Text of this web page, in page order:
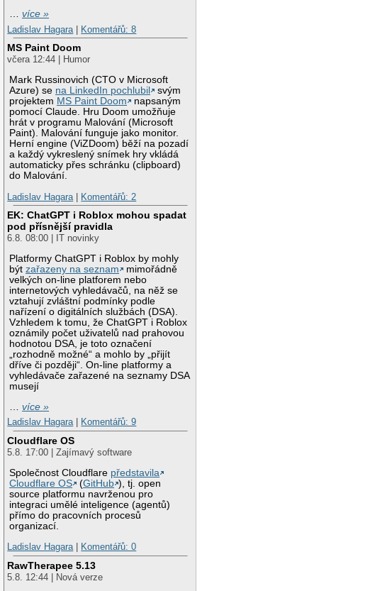
…více »
Ladislav Hagara
Komentářů: 8
MS Paint Doom
včera 12:44 | Humor
Mark Russinovich (CTO v Microsoft
Azure) se na LinkedIn pochlubil
svým
projektem MS Paint Doom
napsaným
pomocí Claude. Hru Doom umožňuje
hrát v programu Malování (Microsoft
Paint). Malování funguje jako monitor.
Herní engine (ViZDoom) běží na pozadí
a každý vykreslený snímek hry vkládá
automaticky přes schránku (clipboard)
do Malování.
Ladislav Hagara
Komentářů: 2
EK: ChatGPT i Roblox mohou spadat
pod přísnější pravidla
6.8. 08:00 | IT novinky
Platformy ChatGPT i Roblox by mohly
býtzařazeny na seznam
mimořádně
velkých on-line platforem nebo
internetových vyhledávačů, na něž se
vztahují zvláštní podmínky podle
nařízení o digitálních službách (DSA).
Vzhledem k tomu, že ChatGPT i Roblox
oznámily počet uživatelů nad prahovou
hodnotou DSA, je toto označení
„rozhodně možné“ a mohlo by „přijít
dříve či později“. On-line platformy a
vyhledávače zařazené na seznamy DSA
musejí
…více »
Ladislav Hagara| Komentářů: 9
Cloudflare OS
5.8. 17:00 | Zajímavý software
Společnost Cloudflare představila
Cloudflare OS
(GitHub ), tj. open
source platformu navrženou pro
integraci umělé inteligence (agentů)
přímo do pracovních procesů
organizací.
Ladislav Hagara| Komentářů: 0
RawTherapee 5.13
5.8. 12:44 | Nová verze